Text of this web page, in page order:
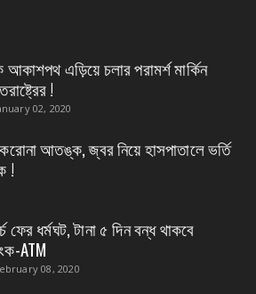
বিজেপির নতুন বোর্ড গঠন, প্রধান
August 07, 2026
CONTACT
সোনা ও রুপার গয়না দরঃ-
August 06, 2026
আকাশপথ এড়িয়ে চলার পরামর্শ মার্কিন
!
02, 2020
করোনা আতঙ্ক, জ্বর নিয়ে হাসপাতালে ভর্তি
!
ফের ধর্মঘট, টানা ৫ দিন বন্ধ থাকবে
ATM
08, 2020